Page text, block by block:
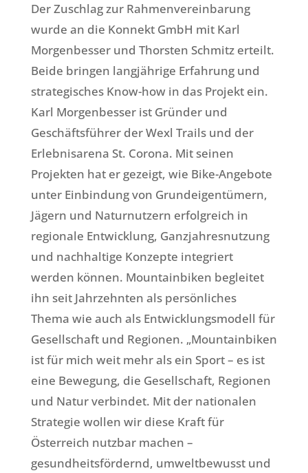
Der Zuschlag zur Rahmenvereinbarung
wurde an die Konnekt GmbH mit Karl
Morgenbesser und Thorsten Schmitz erteilt.
Beide bringen langjährige Erfahrung und
strategisches Know-how in das Projekt ein.
Karl Morgenbesser ist Gründer und
Geschäftsführer der Wexl Trails und der
Erlebnisarena St. Corona. Mit seinen
Projekten hat er gezeigt, wie Bike-Angebote
unter Einbindung von Grundeigentümern,
Jägern und Naturnutzern erfolgreich in
regionale Entwicklung, Ganzjahresnutzung
und nachhaltige Konzepte integriert
werden können. Mountainbiken begleitet
ihn seit Jahrzehnten als persönliches
Thema wie auch als Entwicklungsmodell für
Gesellschaft und Regionen. „Mountainbiken
ist für mich weit mehr als ein Sport – es ist
eine Bewegung, die Gesellschaft, Regionen
und Natur verbindet. Mit der nationalen
Strategie wollen wir diese Kraft für
Österreich nutzbar machen –
gesundheitsfördernd, umweltbewusst und